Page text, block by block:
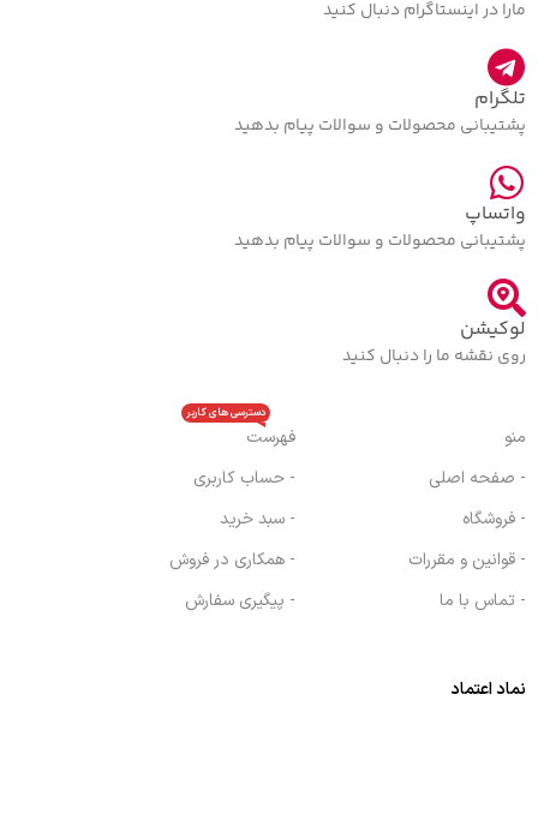
مارا در اینستاگرام دنبال کنید
تلگرام
پشتیبانی محصولات و سوالات پیام بدهید
واتساپ
پشتیبانی محصولات و سوالات پیام بدهید
لوکیشن
روی نقشه ما را دنبال کنید
منو
- صفحه اصلی
- فروشگاه
- قوانین و مقررات
- تماس با ما
فهرست
دسترسی های کاربر
- حساب کاربری
- سبد خرید
- همکاری در فروش
- پیگیری سفارش
نماد اعتماد